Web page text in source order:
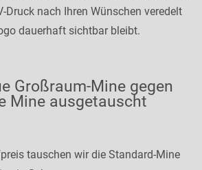
Druck nach Ihren Wünschen veredelt
dauerhaft sichtbar bleibt.
Großraum-Mine gegen
Mine ausgetauscht
tauschen wir die Standard-Mine